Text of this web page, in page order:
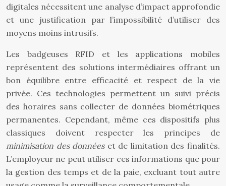
digitales nécessitent une analyse d’impact approfondie
et une justification par l’impossibilité d’utiliser des
moyens moins intrusifs.
Les badgeuses RFID et les applications mobiles
représentent des solutions intermédiaires offrant un
bon équilibre entre efficacité et respect de la vie
privée. Ces technologies permettent un suivi précis
des horaires sans collecter de données biométriques
permanentes. Cependant, même ces dispositifs plus
classiques doivent respecter les principes de
minimisation des données et de limitation des finalités.
L’employeur ne peut utiliser ces informations que pour
la gestion des temps et de la paie, excluant tout autre